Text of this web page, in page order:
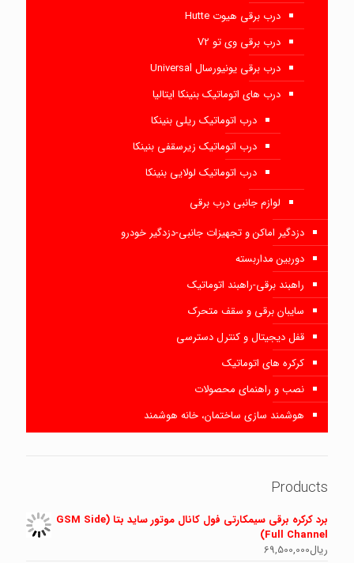
درب برقی هیوت Hutte
درب برقی وی تو V2
درب برقی یونیورسال Universal
درب های اتوماتیک بنینکا ایتالیا
درب اتوماتیک ریلی بنینکا
درب اتوماتیک زیرسقفی بنینکا
درب اتوماتیک لولایی بنینکا
لوازم جانبی درب برقی
دزدگیر اماکن و تجهیزات جانبی-دزدگیر خودرو
دوربین مداربسته
راهبند برقی-راهبند اتوماتیک
سایبان برقی و سقف متحرک
قفل دیجیتال و کنترل دسترسی
کرکره های اتوماتیک
نصب و راهنمای محصولات
هوشمند سازی ساختمان، خانه هوشمند
Products
برد کرکره برقی سیمکارتی فول کانال موتور ساید بتا (GSM Side
Full Channel)
ریال69,500,000